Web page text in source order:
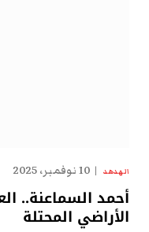
الهدهد 10 نوفمبر، 2025
أحمد السماعنة..
الأراضي المحتلة